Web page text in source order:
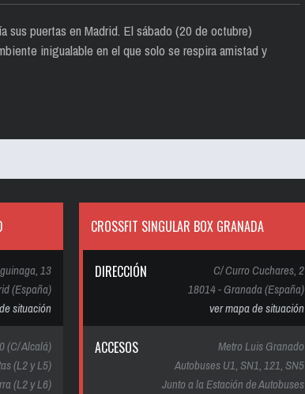
sus puertas en Madrid. El sábado (20 de octubre)
inigualable en el que solo se respira amistad y
13
(España)
situación
(C/ Alcalá)
(L2 y L5)
(L2 y L6)
CROSSFIT SINGULAR BOX GRANADA
DIRECCIÓN
C/ Curro Cuchares, 2
18014 - Granada (España)
ver mapa de situación
ACCESOS
Metro Luis Granado
Autobuses U1, SN1, 121, SN5
Junto a la Estación de Autobuses